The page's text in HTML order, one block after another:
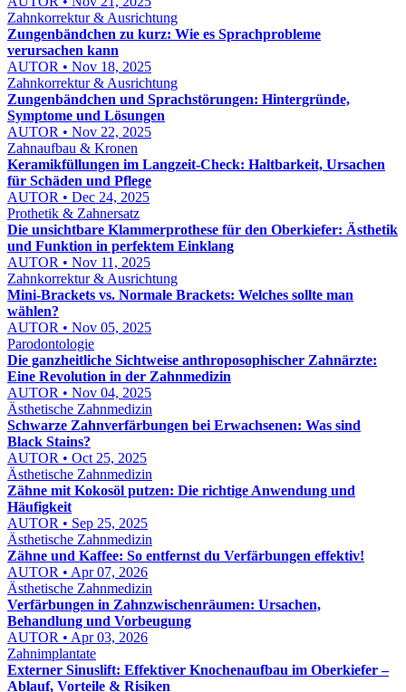
Zahnkorrektur & Ausrichtung
Zungenbändchen zu kurz: Wie es Sprachprobleme
verursachen kann
AUTOR • Nov 18, 2025
Zahnkorrektur & Ausrichtung
Zungenbändchen und Sprachstörungen: Hintergründe,
Symptome und Lösungen
AUTOR • Nov 22, 2025
Zahnaufbau & Kronen
Keramikfüllungen im Langzeit-Check: Haltbarkeit, Ursachen
für Schäden und Pflege
AUTOR • Dec 24, 2025
Prothetik & Zahnersatz
Die unsichtbare Klammerprothese für den Oberkiefer: Ästhetik
und Funktion in perfektem Einklang
AUTOR • Nov 11, 2025
Zahnkorrektur & Ausrichtung
Mini-Brackets vs. Normale Brackets: Welches sollte man
wählen?
AUTOR • Nov 05, 2025
Parodontologie
Die ganzheitliche Sichtweise anthroposophischer Zahnärzte:
Eine Revolution in der Zahnmedizin
AUTOR • Nov 04, 2025
Ästhetische Zahnmedizin
Schwarze Zahnverfärbungen bei Erwachsenen: Was sind
Black Stains?
AUTOR • Oct 25, 2025
Ästhetische Zahnmedizin
Zähne mit Kokosöl putzen: Die richtige Anwendung und
Häufigkeit
AUTOR • Sep 25, 2025
Ästhetische Zahnmedizin
Zähne und Kaffee: So entfernst du Verfärbungen effektiv!
AUTOR • Apr 07, 2026
Ästhetische Zahnmedizin
Verfärbungen in Zahnzwischenräumen: Ursachen,
Behandlung und Vorbeugung
AUTOR • Apr 03, 2026
Zahnimplantate
Externer Sinuslift: Effektiver Knochenaufbau im Oberkiefer –
Ablauf, Vorteile & Risiken